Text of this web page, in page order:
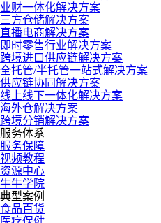
业财一体化解决方案
三方仓储解决方案
直播电商解决方案
即时零售行业解决方案
跨境进口供应链解决方案
全托管/半托管一站式解决方案
供应链协同解决方案
线上线下一体化解决方案
海外仓解决方案
跨境分销解决方案
服务体系
服务保障
视频教程
资源中心
牛牛学院
典型案例
食品百货